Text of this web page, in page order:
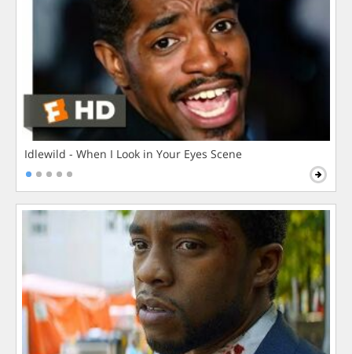
Idlewild - When I Look in Your Eyes Scene